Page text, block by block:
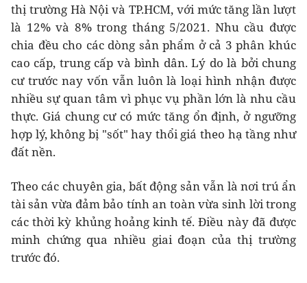
thị trường Hà Nội và TP.HCM, với mức tăng lần lượt
là 12% và 8% trong tháng 5/2021. Nhu cầu được
chia đều cho các dòng sản phẩm ở cả 3 phân khúc
cao cấp, trung cấp và bình dân. Lý do là bởi chung
cư trước nay vốn vẫn luôn là loại hình nhận được
nhiều sự quan tâm vì phục vụ phần lớn là nhu cầu
thực. Giá chung cư có mức tăng ổn định, ở ngưỡng
hợp lý, không bị "sốt" hay thổi giá theo hạ tầng như
đất nền.
Theo các chuyên gia, bất động sản vẫn là nơi trú ẩn
tài sản vừa đảm bảo tính an toàn vừa sinh lời trong
các thời kỳ khủng hoảng kinh tế. Điều này đã được
minh chứng qua nhiều giai đoạn của thị trường
trước đó.